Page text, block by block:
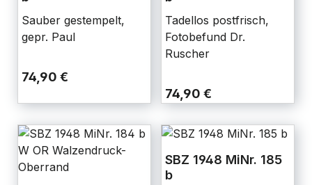
Sauber gestempelt,
gepr. Paul
74,90 €
Tadellos postfrisch,
Fotobefund Dr.
Ruscher
74,90 €
SBZ 1948 MiNr. 185
b